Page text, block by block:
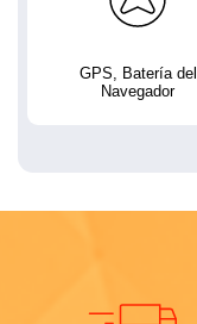
GPS, Batería del
Navegador